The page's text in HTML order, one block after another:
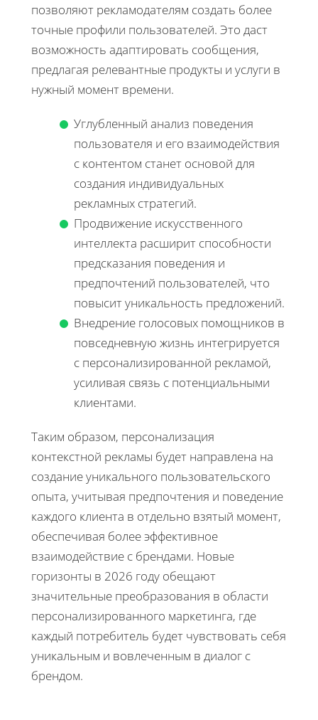
позволяют рекламодателям создать более
точные профили пользователей. Это даст
возможность адаптировать сообщения,
предлагая релевантные продукты и услуги в
нужный момент времени.
Углубленный анализ поведения
пользователя и его взаимодействия
с контентом станет основой для
создания индивидуальных
рекламных стратегий.
Продвижение искусственного
интеллекта расширит способности
предсказания поведения и
предпочтений пользователей, что
повысит уникальность предложений.
Внедрение голосовых помощников в
повседневную жизнь интегрируется
с персонализированной рекламой,
усиливая связь с потенциальными
клиентами.
Таким образом, персонализация
контекстной рекламы будет направлена на
создание уникального пользовательского
опыта, учитывая предпочтения и поведение
каждого клиента в отдельно взятый момент,
обеспечивая более эффективное
взаимодействие с брендами. Новые
горизонты в 2026 году обещают
значительные преобразования в области
персонализированного маркетинга, где
каждый потребитель будет чувствовать себя
уникальным и вовлеченным в диалог с
брендом.